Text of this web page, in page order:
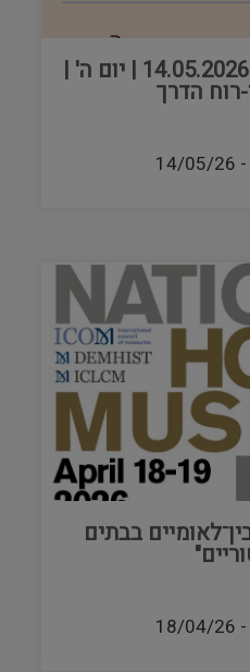
חברים על גלגלים | 14.05.2026 | יום ה' |
רוח הדרך
-
14/05/26
בבתים
-
18/04/26